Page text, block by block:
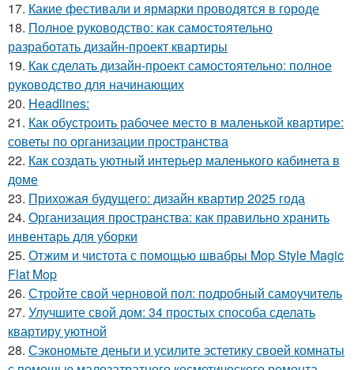
17. Какие фестивали и ярмарки проводятся в городе
18. Полное руководство: как самостоятельно
разработать дизайн-проект квартиры
19. Как сделать дизайн-проект самостоятельно: полное
руководство для начинающих
20. Headlines:
21. Как обустроить рабочее место в маленькой квартире:
советы по организации пространства
22. Как создать уютный интерьер маленького кабинета в
доме
23. Прихожая будущего: дизайн квартир 2025 года
24. Организация пространства: как правильно хранить
инвентарь для уборки
25. Отжим и чистота с помощью швабры Mop Style Magic
Flat Mop
26. Стройте свой черновой пол: подробный самоучитель
27. Улучшите свой дом: 34 простых способа сделать
квартиру уютной
28. Сэкономьте деньги и усилите эстетику своей комнаты